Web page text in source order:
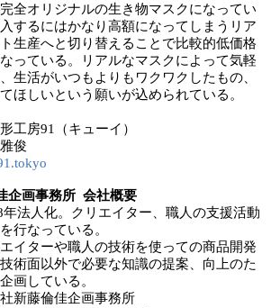
全オリジナルの生き物マスクになってい
するにはかなり高額になってしまうリア
生産へと切り替えることで比較的低価格
っている。リアルなマスクによって気軽
生活がいつもよりもワクワクしたもの、
ほしいという願いが込められている。
工房91（キューイ）
俊
企画事務所 会社概要
年法人化。クリエイター、職人の支援活動
行なっている。
イターや職人の技術を使っての商品開発
術面以外で必要な知識の提案、向上のた
画している。
新藤倫佳企画事務所